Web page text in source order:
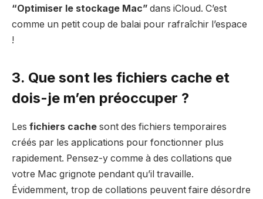
“Optimiser le stockage Mac” dans iCloud. C’est
comme un petit coup de balai pour rafraîchir l’espace
!
3. Que sont les fichiers cache et
dois-je m’en préoccuper ?
Les fichiers cache sont des fichiers temporaires
créés par les applications pour fonctionner plus
rapidement. Pensez-y comme à des collations que
votre Mac grignote pendant qu’il travaille.
Évidemment, trop de collations peuvent faire désordre